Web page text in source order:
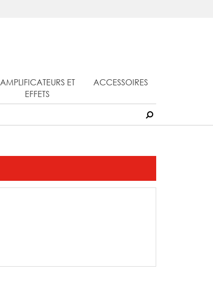
AMPLIFICATEURS ET
EFFETS
ACCESSOIRES